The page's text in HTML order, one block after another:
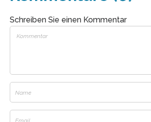
Schreiben Sie einen Kommentar